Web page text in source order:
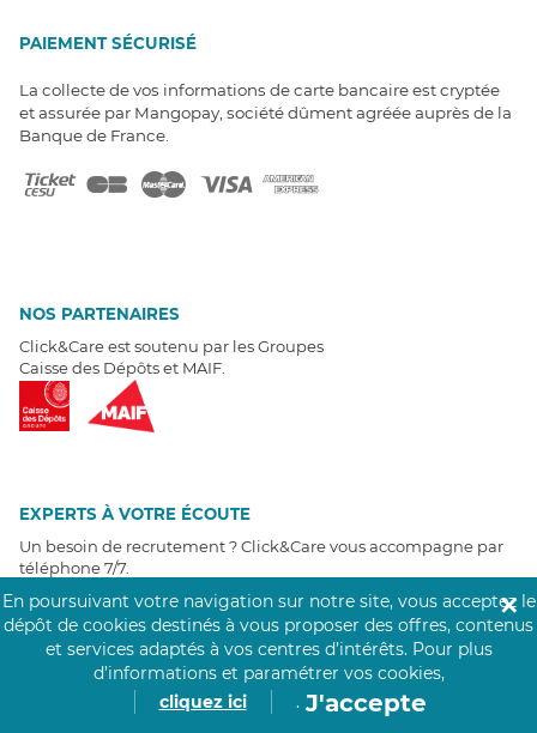
PAIEMENT SÉCURISÉ
La collecte de vos informations de carte bancaire est cryptée
et assurée par Mangopay, société dûment agréée auprès de la
Banque de France.
NOS PARTENAIRES
Click&Care est soutenu par les Groupes
Caisse des Dépôts et MAIF.
EXPERTS À VOTRE ÉCOUTE
Un besoin de recrutement ? Click&Care vous accompagne par
téléphone 7/7
MOIGNAGES CLIENTS
4,6
/5
En poursuivant votre navigation sur notre site, vous acceptez le
dépôt de cookies destinés à vous proposer des offres, contenus
et services adaptés à vos centres d’intérêts. Pour plus
d’informations et paramétrer vos cookies,
cliquez ici
. J'accepte
✕